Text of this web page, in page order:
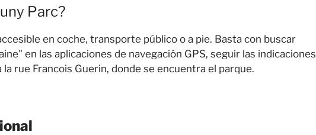
Parc?
en coche, transporte público o a pie. Basta con buscar
en las aplicaciones de navegación GPS, seguir las indicaciones
la rue Francois Guerin, donde se encuentra el parque.